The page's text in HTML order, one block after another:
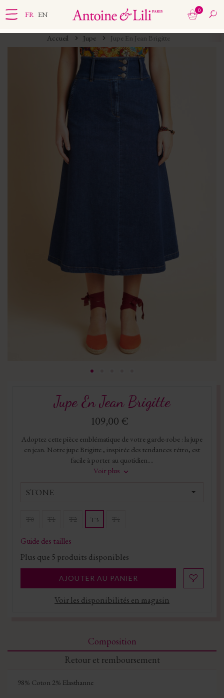
FR EN 0
Accueil Jupe Jupe En Jean Brigitte
Jupe En Jean Brigitte
109,00 €
Adoptez cette pièce emblématique de votre garde-robe : la jupe
en jean. Notre jupe Brigitte , inspirée des tendances rétro, est
facile à porter au quotidien....
Voir plus
STONE
T3
Guide des tailles
Plus que 5 produits disponibles
AJOUTER AU PANIER
Voir les disponibilités en magasin
Composition
Retour et remboursement
98% Coton 2% Elasthanne